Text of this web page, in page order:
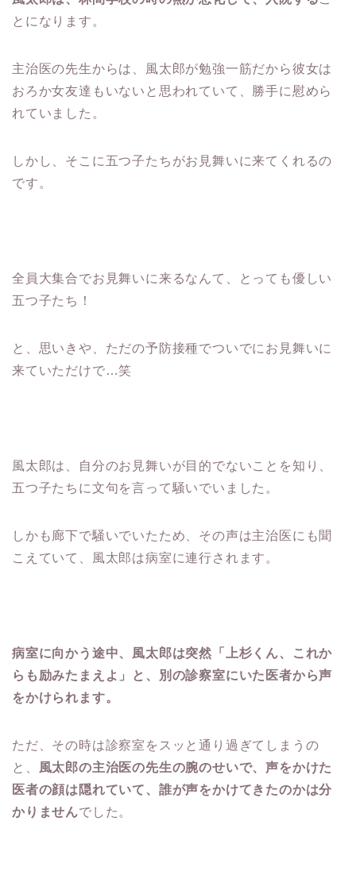
とになります。
主治医の先生からは、風太郎が勉強一筋だから彼女は
おろか女友達もいないと思われていて、勝手に慰めら
れていました。
しかし、そこに五つ子たちがお見舞いに来てくれるの
です。
全員大集合でお見舞いに来るなんて、とっても優しい
五つ子たち！
と、思いきや、ただの予防接種でついでにお見舞いに
来ていただけで…笑
風太郎は、自分のお見舞いが目的でないことを知り、
五つ子たちに文句を言って騒いでいました。
しかも廊下で騒いでいたため、その声は主治医にも聞
こえていて、風太郎は病室に連行されます。
病室に向かう途中、風太郎は突然「上杉くん、これか
らも励みたまえよ」と、別の診察室にいた医者から声
をかけられます。
ただ、その時は診察室をスッと通り過ぎてしまうの
と、
風太郎の主治医の先生の腕のせいで、声をかけた
医者の顔は隠れていて、誰が声をかけてきたのかは分
かりませんでした。